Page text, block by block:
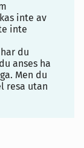
inte av
inte
du
anses ha
Men du
resa utan